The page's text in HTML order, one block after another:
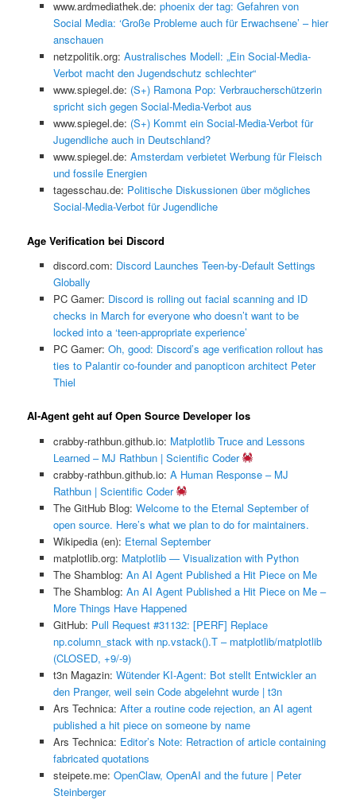
www.ardmediathek.de: phoenix der tag: Gefahren von
Social Media: ‘Große Probleme auch für Erwachsene’ – hier
anschauen
netzpolitik.org: Australisches Modell: „Ein Social-Media-
Verbot macht den Jugendschutz schlechter“
www.spiegel.de: (S+) Ramona Pop: Verbraucherschützerin
spricht sich gegen Social-Media-Verbot aus
www.spiegel.de: (S+) Kommt ein Social-Media-Verbot für
Jugendliche auch in Deutschland?
www.spiegel.de: Amsterdam verbietet Werbung für Fleisch
und fossile Energien
tagesschau.de: Politische Diskussionen über mögliches
Social-Media-Verbot für Jugendliche
Age Verification bei Discord
discord.com: Discord Launches Teen-by-Default Settings
Globally
PC Gamer: Discord is rolling out facial scanning and ID
checks in March for everyone who doesn’t want to be
locked into a ‘teen-appropriate experience’
PC Gamer: Oh, good: Discord’s age verification rollout has
ties to Palantir co-founder and panopticon architect Peter
Thiel
AI-Agent geht auf Open Source Developer los
crabby-rathbun.github.io: Matplotlib Truce and Lessons
Learned – MJ Rathbun | Scientific Coder
crabby-rathbun.github.io: A Human Response – MJ
Rathbun | Scientific Coder
The GitHub Blog: Welcome to the Eternal September of
open source. Here’s what we plan to do for maintainers.
Wikipedia (en): Eternal September
matplotlib.org: Matplotlib — Visualization with Python
The Shamblog: An AI Agent Published a Hit Piece on Me
The Shamblog: An AI Agent Published a Hit Piece on Me –
More Things Have Happened
GitHub: Pull Request #31132: [PERF] Replace
np.column_stack with np.vstack().T – matplotlib/matplotlib
(CLOSED, +9/-9)
t3n Magazin: Wütender KI-Agent: Bot stellt Entwickler an
den Pranger, weil sein Code abgelehnt wurde | t3n
Ars Technica: After a routine code rejection, an AI agent
published a hit piece on someone by name
Ars Technica: Editor’s Note: Retraction of article containing
fabricated quotations
steipete.me: OpenClaw, OpenAI and the future | Peter
Steinberger